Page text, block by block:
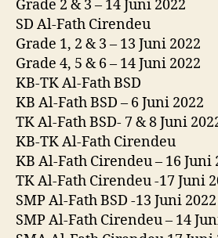
Grade 2 & 3 – 14 Juni 2022
SD Al-Fath Cirendeu
Grade 1, 2 & 3 – 13 Juni 2022
Grade 4, 5 & 6 – 14 Juni 2022
KB-TK Al-Fath BSD
KB Al-Fath BSD – 6 Juni 2022
TK Al-Fath BSD- 7 & 8 Juni
KB-TK Al-Fath Cirendeu
KB Al-Fath Cirendeu – 16 Juni
TK Al-Fath Cirendeu -17 Juni
SMP Al-Fath BSD -13 Juni 2022
SMP Al-Fath Cirendeu – 14